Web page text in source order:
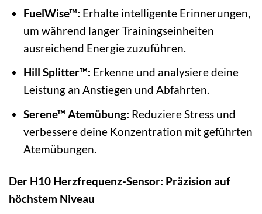
FuelWise™: Erhalte intelligente Erinnerungen,
um während langer Trainingseinheiten
ausreichend Energie zuzuführen.
Hill Splitter™: Erkenne und analysiere deine
Leistung an Anstiegen und Abfahrten.
Serene™ Atemübung: Reduziere Stress und
verbessere deine Konzentration mit geführten
Atemübungen.
Der H10 Herzfrequenz-Sensor: Präzision auf
höchstem Niveau